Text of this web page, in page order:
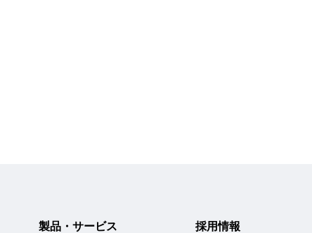
製品・サービス 採用情報